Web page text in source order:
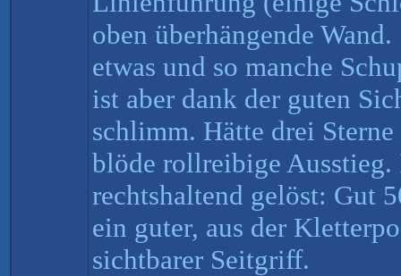
oben überhängende
etwas und so manche
ist aber dank der guten
schlimm. Hätte drei
blöde rollreibige Ausstieg.
rechtshaltend gelöst: Gut
ein guter, aus der
sichtbarer Seitgriff.